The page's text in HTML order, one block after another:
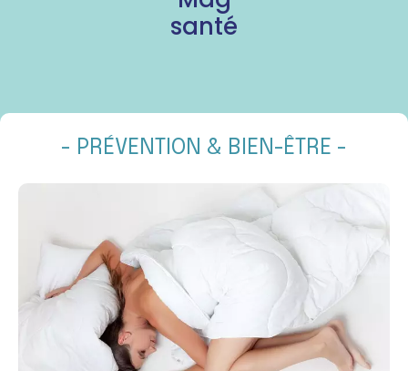
santé
- PRÉVENTION & BIEN-ÊTRE -